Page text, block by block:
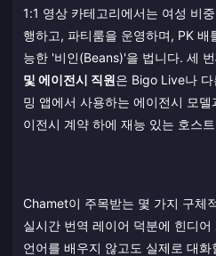
1:1 영상 카테고리에서는 여성 비
행하고, 파티룸을 운영하며, PK
능한 '비인(Beans)'을 법니다. 세
및 에이전시 직원은 Bigo Live나
밍 앱에서 사용하는 에이전시 모
이전시 계약 하에 재능 있는 호스
Chamet이 주목받는 몇 가지 구체
실시간 번역 레이어 덕분에 힌디
언어를 배우지 않고도 실제로 대